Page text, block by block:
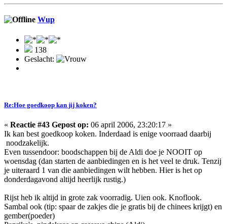
Wup
138
Geslacht:
Re:Hoe goedkoop kan jij koken?
« Reactie #43 Gepost op: 06 april 2006, 23:20:17 »
Ik kan best goedkoop koken. Inderdaad is enige voorraad daarbij
noodzakelijk.
Even tussendoor: boodschappen bij de Aldi doe je NOOIT op
woensdag (dan starten de aanbiedingen en is het veel te druk. Tenzij
je uiteraard 1 van die aanbiedingen wilt hebben. Hier is het op
donderdagavond altijd heerlijk rustig.)
Rijst heb ik altijd in grote zak voorradig. Uien ook. Knoflook.
Sambal ook (tip: spaar de zakjes die je gratis bij de chinees krijgt) en
gember(poeder)